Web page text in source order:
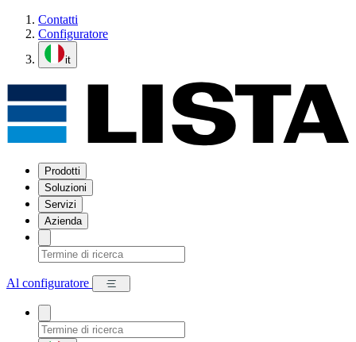
Contatti
Configuratore
it
Prodotti
Soluzioni
Servizi
Azienda
Al configuratore